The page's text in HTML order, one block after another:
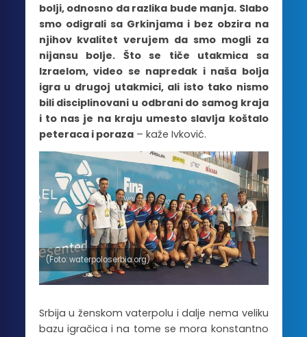
bolji, odnosno da razlika bude manja. Slabo
smo odigrali sa Grkinjama i bez obzira na
njihov kvalitet verujem da smo mogli za
nijansu bolje. Što se tiče utakmica sa
Izraelom, video se napredak i naša bolja
igra u drugoj utakmici, ali isto tako nismo
bili disciplinovani u odbrani do samog kraja
i to nas je na kraju umesto slavlja koštalo
peteraca i poraza– kaže Ivković.
(Foto: waterpoloserbia.org)
Srbija u ženskom vaterpolu i dalje nema veliku
bazu igračica i na tome se mora konstantno